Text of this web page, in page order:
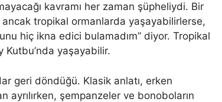
kavramı her zaman şüpheliydi. Bir
ancak tropikal ormanlarda yaşayabilirlerse,
hiç ikna edici bulamadım” diyor. Tropikal
Kutbu’nda yaşayabilir.
geri döndüğü. Klasik anlatı, erken
ayrılırken, şempanzeler ve bonoboların